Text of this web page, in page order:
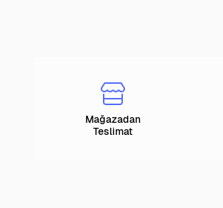
Mağazadan
Teslimat